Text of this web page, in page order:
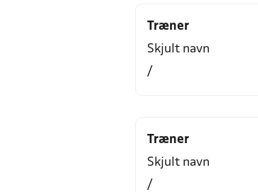
Træner
Skjult navn
/
Træner
Skjult navn
/